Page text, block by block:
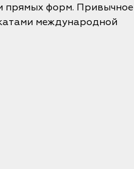
прямых форм. Привычное
международной